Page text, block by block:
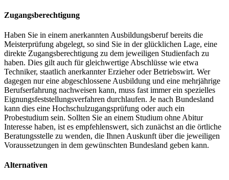
Zugangsberechtigung
Haben Sie in einem anerkannten Ausbildungsberuf bereits die
Meisterprüfung abgelegt, so sind Sie in der glücklichen Lage, eine
direkte Zugangsberechtigung zu dem jeweiligen Studienfach zu
haben. Dies gilt auch für gleichwertige Abschlüsse wie etwa
Techniker, staatlich anerkannter Erzieher oder Betriebswirt. Wer
dagegen nur eine abgeschlossene Ausbildung und eine mehrjährige
Berufserfahrung nachweisen kann, muss fast immer ein spezielles
Eignungsfeststellungsverfahren durchlaufen. Je nach Bundesland
kann dies eine Hochschulzugangsprüfung oder auch ein
Probestudium sein. Sollten Sie an einem Studium ohne Abitur
Interesse haben, ist es empfehlenswert, sich zunächst an die örtliche
Beratungsstelle zu wenden, die Ihnen Auskunft über die jeweiligen
Voraussetzungen in dem gewünschten Bundesland geben kann.
Alternativen